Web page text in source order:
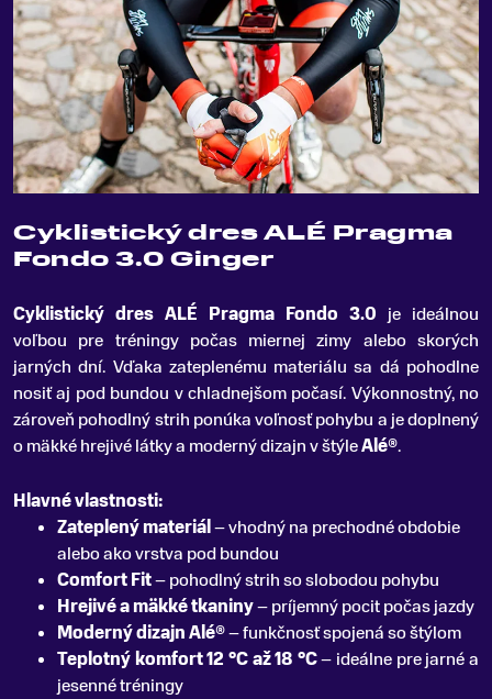
Cyklistický dres ALÉ Pragma
Fondo 3.0 Ginger
Cyklistický dres ALÉ Pragma Fondo 3.0 je ideálnou
voľbou pre tréningy počas miernej zimy alebo skorých
jarných dní. Vďaka zateplenému materiálu sa dá pohodlne
nosiť aj pod bundou v chladnejšom počasí. Výkonnostný, no
zároveň pohodlný strih ponúka voľnosť pohybu a je doplnený
o mäkké hrejivé látky a moderný dizajn v štýleAlé®.
Hlavné vlastnosti:
Zateplený materiál– vhodný na prechodné obdobie
alebo ako vrstva pod bundou
Comfort Fit– pohodlný strih so slobodou pohybu
Hrejivé a mäkké tkaniny– príjemný pocit počas jazdy
Moderný dizajn Alé®– funkčnosť spojená so štýlom
Teplotný komfort 12 °C až 18 °C– ideálne pre jarné a
jesenné tréningy